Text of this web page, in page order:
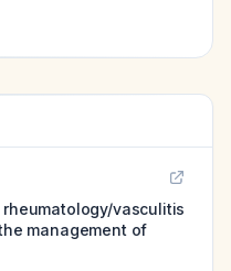
vasculitis
management of